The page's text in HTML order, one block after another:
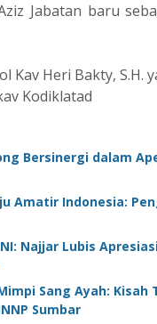
Jabatan baru
Kav Heri Bakty, S.H.
Kodiklatad
Bersinergi dalam
Amatir Indonesia:
Najjar Lubis
Sang Ayah:
Sumbar